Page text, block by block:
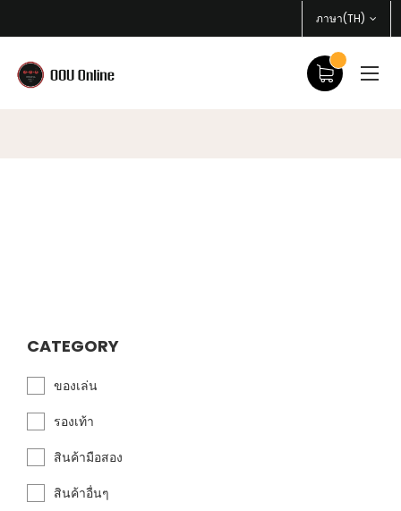
ภาษา(TH)
CATEGORY
ของเล่น
รองเท้า
สินค้ามือสอง
สินค้าอื่นๆ